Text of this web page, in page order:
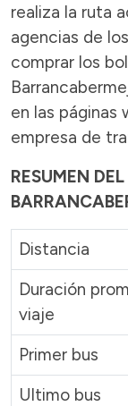
realiza la ruta
agencias de
comprar los
en las páginas
empresa de
RESUMEN
Distancia
Duración
viaje
Primer bus
Ultimo bus